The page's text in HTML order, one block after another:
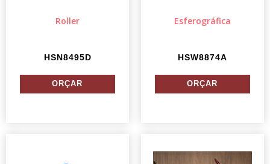
Roller
HSN8495D
Esferográfica
HSW8874A